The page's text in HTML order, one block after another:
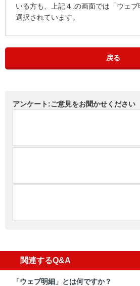
いる方も、上記４.の画面では「ウェ
選択されています。
戻る
アンケート:ご意見をお聞かせください
関連するQ&A
「ウェブ明細」とは何ですか？